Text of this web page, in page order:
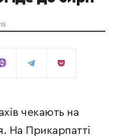
чекають на
На Прикарпатті